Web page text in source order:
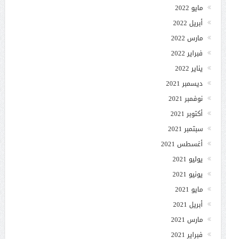
مايو 2022
أبريل 2022
مارس 2022
فبراير 2022
يناير 2022
ديسمبر 2021
نوفمبر 2021
أكتوبر 2021
سبتمبر 2021
أغسطس 2021
يوليو 2021
يونيو 2021
مايو 2021
أبريل 2021
مارس 2021
فبراير 2021